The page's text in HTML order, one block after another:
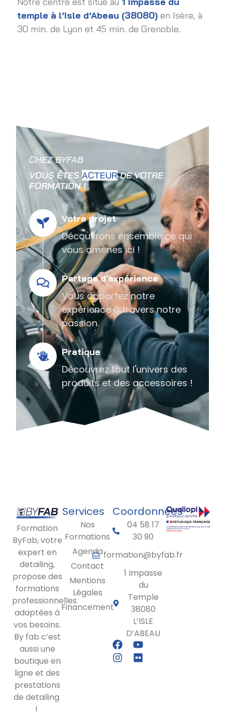
temple à l’Isle d’Abeau (38080) en Isère, à
30 min. de Lyon et 45 min. de Grenoble.
CHEZ BYFAB
VOUS ÊTES DE VOTRE FORMATION !
Votre projet
Découvrons ensemble ce qui
vous amènes ici !
Partage d'expérience
Vous apportez notre
expérience à travers notre
passion.
Pratique
Découvrez tout l'univers des
produits et des accessoires !
Formation
ByFab, votre
expert en
detailing,
propose des
formations
professionnelles
adaptées à
vos besoins.
By fab c’est
aussi une
boutique en
ligne et des
prestations
de detailing
!
Nos
Formations
Agenda
Contact
Mentions
Légales
Financement
04 58 17
30 90
1 Impasse
du
Temple
38080
L’ISLE
D’ABEAU